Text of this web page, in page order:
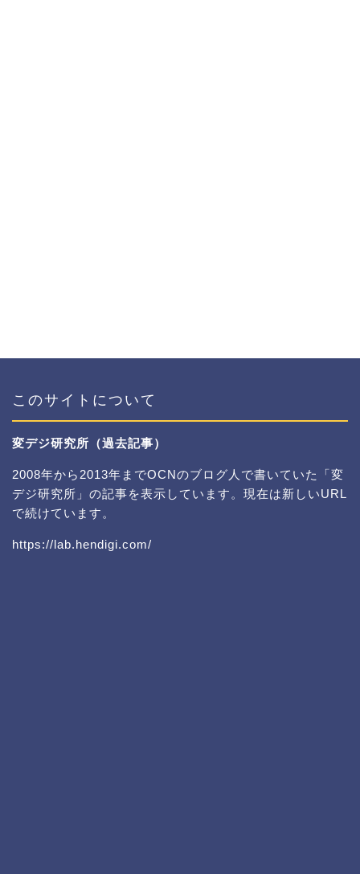
このサイトについて
変デジ研究所（過去記事）
2008年から2013年までOCNのブログ人で書いていた「変
デジ研究所」の記事を表示しています。現在は新しいURL
で続けています。
https://lab.hendigi.com/